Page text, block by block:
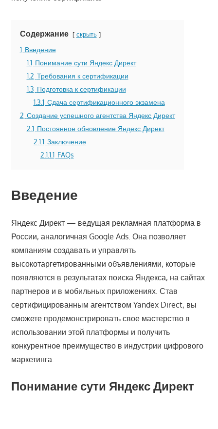
Содержание скрыть
1 Введение
1.1 Понимание сути Яндекс Директ
1.2 Требования к сертификации
1.3 Подготовка к сертификации
1.3.1 Сдача сертификационного экзамена
2 Создание успешного агентства Яндекс Директ
2.1 Постоянное обновление Яндекс Директ
2.1.1 Заключение
2.1.1.1 FAQs
Введение
Яндекс Директ — ведущая рекламная платформа в
России, аналогичная Google Ads. Она позволяет
компаниям создавать и управлять
высокотаргетированными объявлениями, которые
появляются в результатах поиска Яндекса, на сайтах
партнеров и в мобильных приложениях. Став
сертифицированным агентством Yandex Direct, вы
сможете продемонстрировать свое мастерство в
использовании этой платформы и получить
конкурентное преимущество в индустрии цифрового
маркетинга.
Понимание сути Яндекс Директ